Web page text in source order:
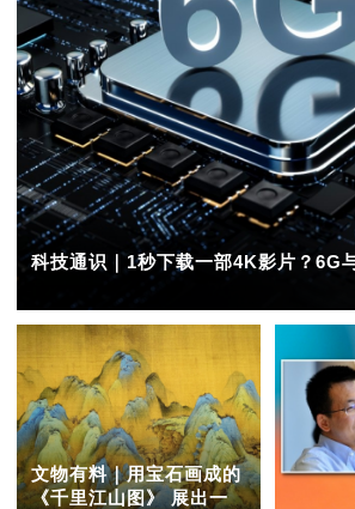
科技通识｜1秒下载一部4K影片？6G
文物有料｜用宝石画成的
《千里江山图》 展出一